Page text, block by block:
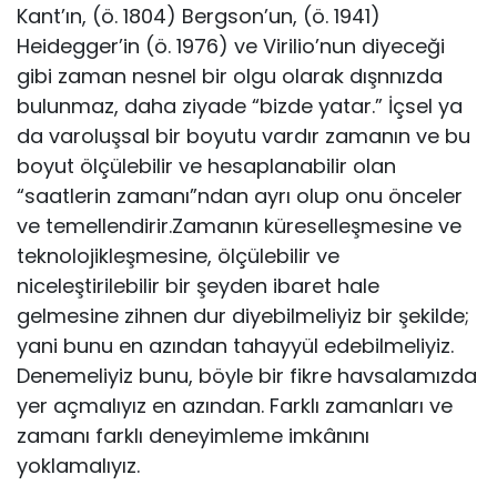
Kant’ın, (ö. 1804) Bergson’un, (ö. 1941)
Heidegger’in (ö. 1976) ve Virilio’nun diyeceği
gibi zaman nesnel bir olgu olarak dışnnızda
bulunmaz, daha ziyade “bizde yatar.” İçsel ya
da varoluşsal bir boyutu vardır zamanın ve bu
boyut ölçülebilir ve hesaplanabilir olan
“saatlerin zamanı”ndan ayrı olup onu önceler
ve temellendirir.Zamanın küreselleşmesine ve
teknolojikleşmesine, ölçülebilir ve
niceleştirilebilir bir şeyden ibaret hale
gelmesine zihnen dur diyebilmeliyiz bir şekilde;
yani bunu en azından tahayyül edebilmeliyiz.
Denemeliyiz bunu, böyle bir fikre havsalamızda
yer açmalıyız en azından. Farklı zamanları ve
zamanı farklı deneyimleme imkânını
yoklamalıyız.